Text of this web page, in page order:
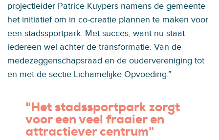
projectleider Patrice Kuypers namens de gemeente
het initiatief om in co-creatie plannen te maken voor
een stadssportpark. Met succes, want nu staat
iedereen wel achter de transformatie. Van de
medezeggenschapsraad en de oudervereniging tot
en met de sectie Lichamelijke Opvoeding.”
"Het stadssportpark zorgt
voor een veel fraaier en
attractiever centrum"